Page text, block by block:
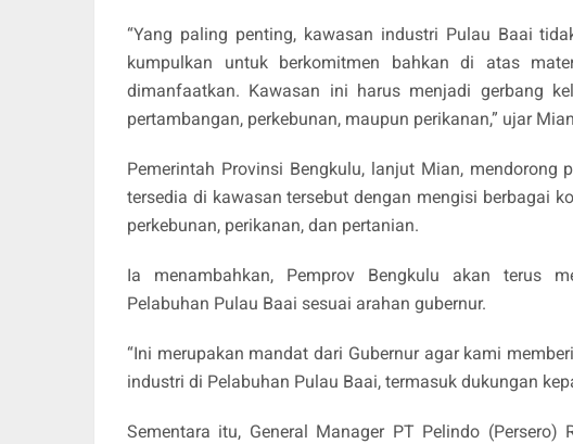
“Yang paling penting, kawasan industri Pulau Baai
kumpulkan untuk berkomitmen bahkan di atas
dimanfaatkan. Kawasan ini harus menjadi gerbang
pertambangan, perkebunan, maupun perikanan,” ujar
Pemerintah Provinsi Bengkulu, lanjut Mian,
tersedia di kawasan tersebut dengan mengisi berbagai
perkebunan, perikanan, dan pertanian.
Ia menambahkan, Pemprov Bengkulu akan terus
Pelabuhan Pulau Baai sesuai arahan gubernur.
“Ini merupakan mandat dari Gubernur agar kami
industri di Pelabuhan Pulau Baai, termasuk dukungan
Sementara itu, General Manager PT Pelindo (Persero)